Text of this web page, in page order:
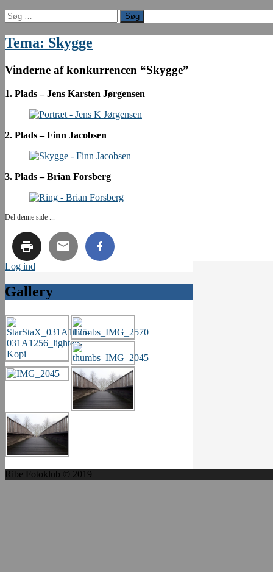
Søg
efter:
Tema: Skygge
Vinderne af konkurrencen “Skygge”
1. Plads – Jens Karsten Jørgensen
2. Plads – Finn Jacobsen
3. Plads – Brian Forsberg
Del denne side ...
Log ind
Gallery
Ribe Fotoklub © 2019